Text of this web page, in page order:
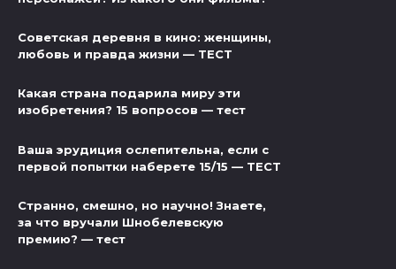
Советская деревня в кино: женщины,
любовь и правда жизни — ТЕСТ
Какая страна подарила миру эти
изобретения? 15 вопросов — тест
Ваша эрудиция ослепительна, если с
первой попытки наберете 15/15 — ТЕСТ
Странно, смешно, но научно! Знаете,
за что вручали Шнобелевскую
премию? — тест